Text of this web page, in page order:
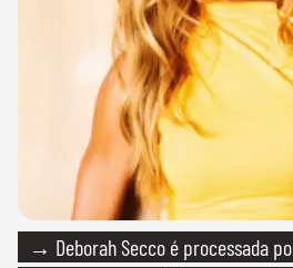
→ Deborah Secco é processada